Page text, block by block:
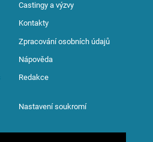
Castingy a výzvy
Kontakty
Zpracování osobních údajů
Nápověda
Redakce
Nastavení soukromí